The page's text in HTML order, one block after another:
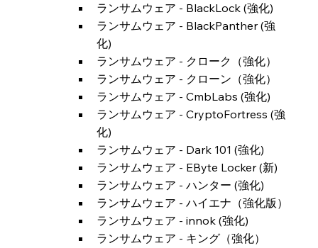
ランサムウェア - BlackLock (強化)
ランサムウェア - BlackPanther (強
化)
ランサムウェア - クローク（強化）
ランサムウェア - クローン（強化）
ランサムウェア - CmbLabs (強化)
ランサムウェア - CryptoFortress (強
化)
ランサムウェア - Dark 101 (強化)
ランサムウェア - EByte Locker (新)
ランサムウェア - ハンター (強化)
ランサムウェア - ハイエナ（強化版）
ランサムウェア - innok (強化)
ランサムウェア - キング（強化）